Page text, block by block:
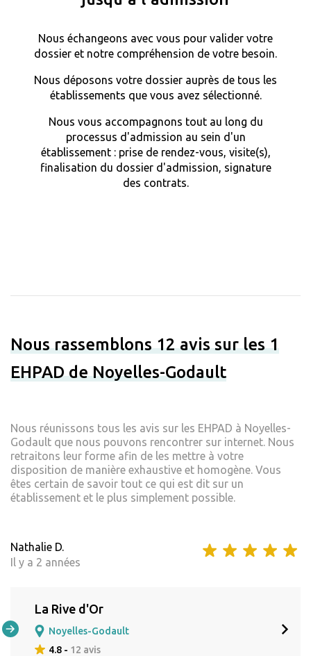
Nous échangeons avec vous pour valider votre
dossier et notre compréhension de votre besoin.
Nous déposons votre dossier auprès de tous les
établissements que vous avez sélectionné.
Nous vous accompagnons tout au long du
processus d'admission au sein d'un
établissement : prise de rendez-vous, visite(s),
finalisation du dossier d'admission, signature
des contrats.
Nous rassemblons 12 avis sur les 1
EHPAD de Noyelles-Godault
Nous réunissons tous les avis sur les EHPAD à Noyelles-
Godault que nous pouvons rencontrer sur internet. Nous
retraitons leur forme afin de les mettre à votre
disposition de manière exhaustive et homogène. Vous
êtes certain de savoir tout ce qui est dit sur un
établissement et le plus simplement possible.
Nathalie D.
Il y a 2 années
La Rive d'Or
Noyelles-Godault
4.8 - 12 avis